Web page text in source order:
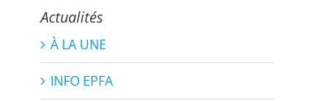
Actualités
À LA UNE
INFO EPFA